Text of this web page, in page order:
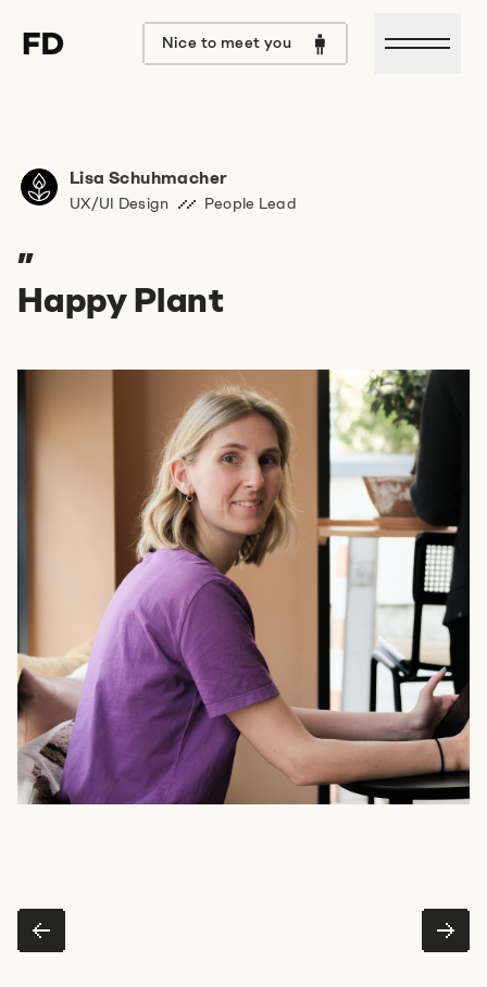
Nice to meet you
Lisa Schuhmacher
UX/UI Design People Lead
”
Happy Plant
Hallo Format D,
euch über
unterhalten.
Lass uns doch bei
dazu austauschen.
Firmenname
Telefonnummer
E-Mail-Adresse